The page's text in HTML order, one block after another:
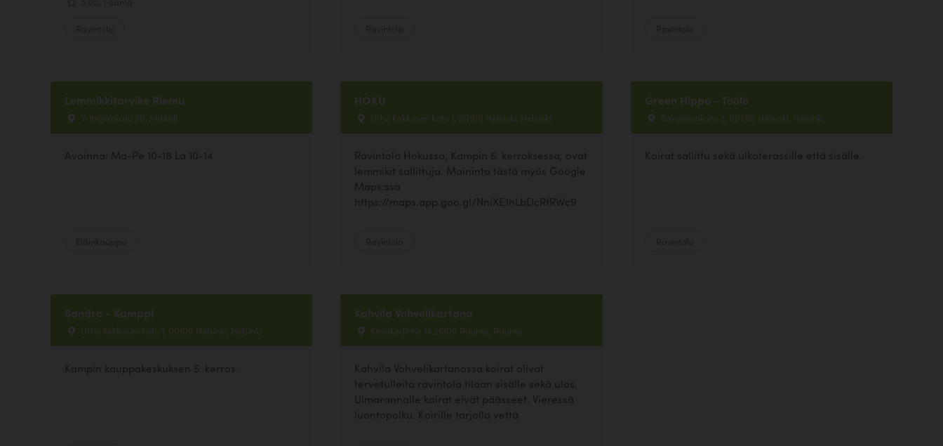
Lemmikkitarvike Riemu
Yrittäjänkatu 30, Mikkeli
Avoinna: Ma-Pe 10-18 La 10-14
HOKU
Urho Kekkosen katu 1, 00100 Helsinki, Helsinki
Ravintola Hokussa, Kampin 5. kerroksessa, ovat
lemmikit sallittuja. Maininta tästä myös Google
Maps:ssa
https://maps.app.goo.gl/NniXE1hLbDcRfRWc9
Green Hippo - Töölö
Sandelsinkatu 2, 00260 Helsinki, Helsinki
Koirat sallittu sekä ulkoterassille että sisälle.
Sandro - Kamppi
Urho Kekkosen katu 1, 00100 Helsinki, Helsinki
Kampin kauppakeskuksen 5. kerros.
Kahvila Vohvelikartano
Kesäkodintie 14 26100 Rauma, Rauma
Kahvila Vohvelikartanossa koirat olivat
tervetulleita ravintola tilaan sisälle sekä ulos.
Uimarannalle koirat eivät päässeet. Vieressä
luontopolku. Koirille tarjolla vettä